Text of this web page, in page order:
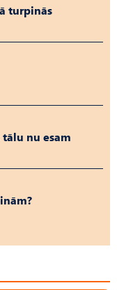
turpinās
nu esam